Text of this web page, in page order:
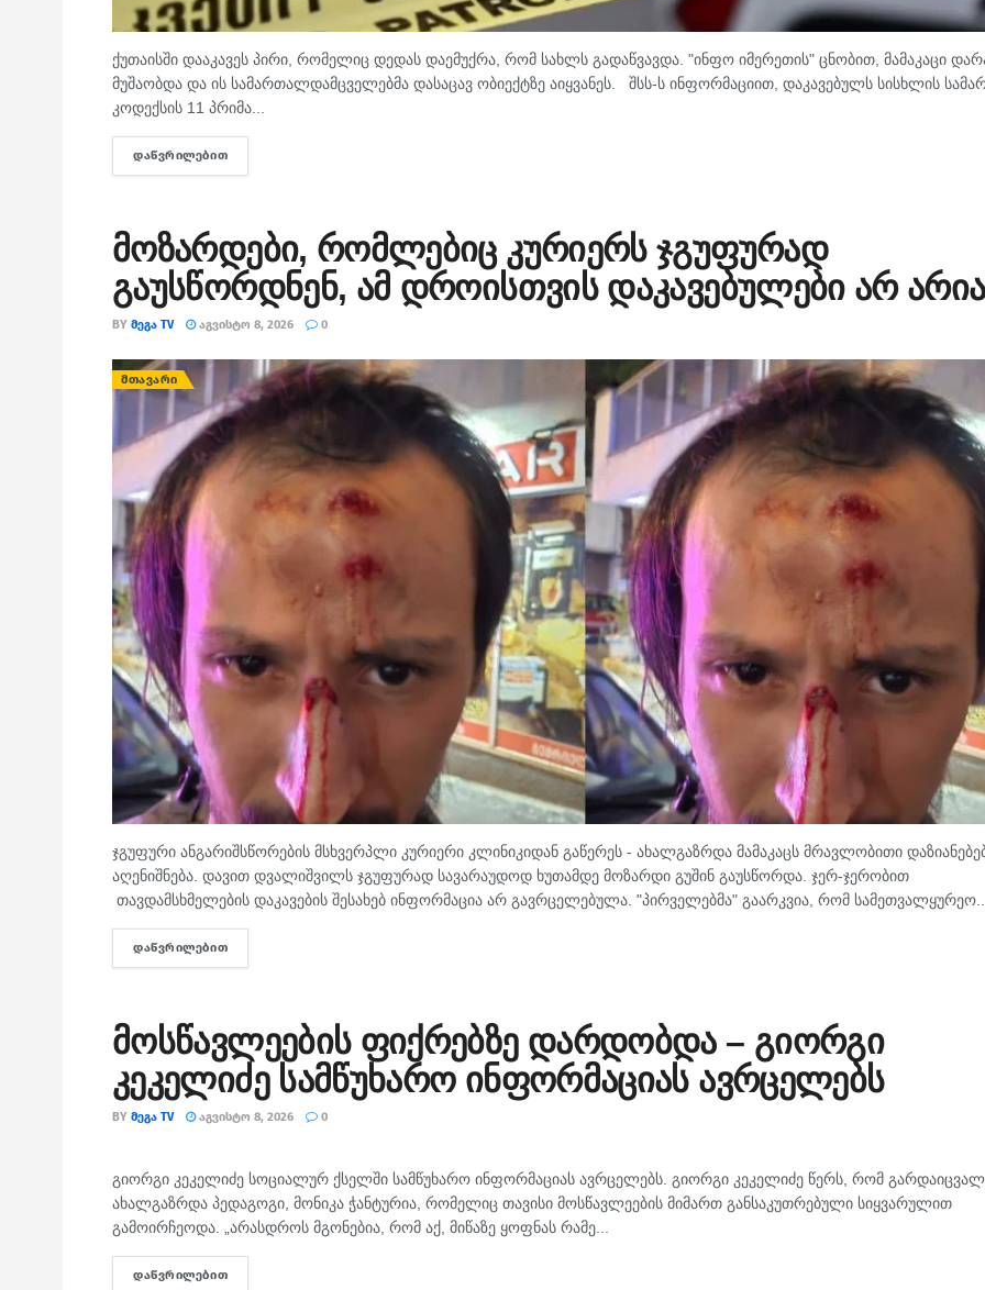
ქუთაისში დააკავეს პირი, რომელიც დედას დაემუქრა, რომ სახლს გადაწვავდა. "ინფო იმერეთის" ცნობით, მამაკაცი
მუშაობდა და ის სამართალდამცველებმა დასაცავ ობიექტზე აიყვანეს. შსს-ს ინფორმაციით, დაკავებულს სისხლის
კოდექსის 11 პრიმა...
ᲓᲐᲬᲕᲠᲘᲚᲔᲑᲘᲗ
მოზარდები, რომლებიც კურიერს ჯგუფურად
გაუსწორდნენ, ამ დროისთვის დაკავებულები არ
BY ᲛᲔᲒᲐ TV ᲐᲒᲕᲘᲡᲢᲝ 8, 2026 0
ᲛᲗᲐᲕᲐᲠᲘ
ჯგუფური ანგარიშსწორების მსხვერპლი კურიერი კლინიკიდან გაწერეს - ახალგაზრდა მამაკაცს მრავლობითი
აღენიშნება. დავით დვალიშვილს ჯგუფურად სავარაუდოდ ხუთამდე მოზარდი გუშინ გაუსწორდა. ჯერ-ჯერობით
თავდამსხმელების დაკავების შესახებ ინფორმაცია არ გავრცელებულა. "პირველებმა" გაარკვია, რომ
ᲓᲐᲬᲕᲠᲘᲚᲔᲑᲘᲗ
მოსწავლეების ფიქრებზე დარდობდა – გიორგი
კეკელიძე სამწუხარო ინფორმაციას ავრცელებს
BY ᲛᲔᲒᲐ TV ᲐᲒᲕᲘᲡᲢᲝ 8, 2026 0
ᲛᲗᲐᲕᲐᲠᲘ
გიორგი კეკელიძე სოციალურ ქსელში სამწუხარო ინფორმაციას ავრცელებს. გიორგი კეკელიძე წერს, რომ
ახალგაზრდა პედაგოგი, მონიკა ჭანტურია, რომელიც თავისი მოსწავლეების მიმართ განსაკუთრებული სიყვარულით
გამოირჩეოდა. „არასდროს მგონებია, რომ აქ, მიწაზე ყოფნას რამე...
ᲓᲐᲬᲕᲠᲘᲚᲔᲑᲘᲗ